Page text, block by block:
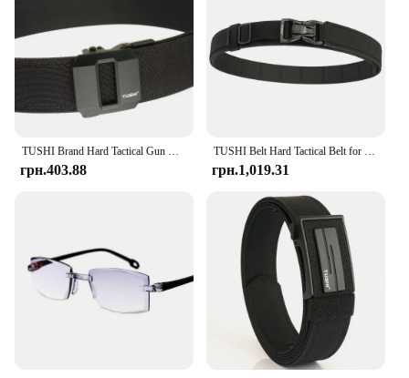
TUSHI Brand Hard Tactical Gun Belt Mens Metal Automatic Buckle Thick Nylon 3.8CM Wide Casual Sports IPSC Girdle Male
грн.403.88
TUSHI Belt Hard Tactical Belt for Men Metal Pluggable Buckle IPSC Gun Belt 1100D Nylon Military Belt Outdoor Sports Girdle Male
грн.1,019.31